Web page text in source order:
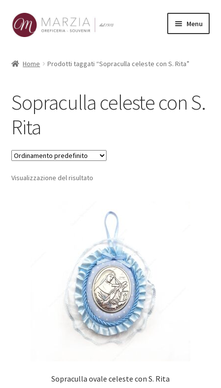
Vai
alla
Vai
al
Menu
La nostra storia
Contatti
Carrello
Home Prodotti taggati “Sopraculla celeste con S. Rita”
Sopraculla celeste con S.
Rita
Visualizzazione del risultato
Sopraculla ovale celeste con S. Rita